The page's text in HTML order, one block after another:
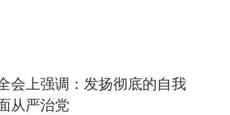
会上强调：发扬彻底的自我
从严治党